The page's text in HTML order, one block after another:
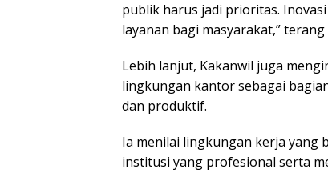
publik harus jadi prioritas.
layanan bagi masyarakat,” terang
Lebih lanjut, Kakanwil juga
lingkungan kantor sebagai
dan produktif.
Ia menilai lingkungan kerja yang
institusi yang profesional serta